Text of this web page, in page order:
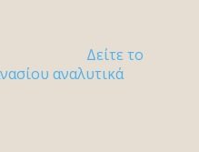
Δείτε το
αναλυτικά